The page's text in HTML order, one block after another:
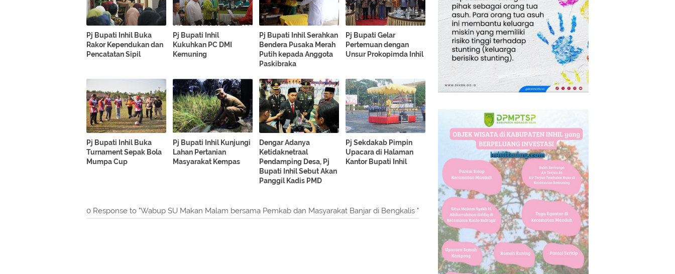
Pj Bupati Inhil Buka
Rakor Kependukan dan
Pencatatan Sipil
Pj Bupati Inhil
Kukuhkan PC DMI
Kemuning
Pj Bupati Inhil Serahkan
Bendera Pusaka Merah
Putih kepada Anggota
Paskibraka
Pj Bupati Gelar
Pertemuan dengan
Unsur Prokopimda Inhil
Pj Bupati Inhil Buka
Turnament Sepak Bola
Mumpa Cup
Pj Bupati Inhil Kunjungi
Lahan Pertanian
Masyarakat Kempas
Dengar Adanya
Ketidaknetraal
Pendamping Desa, Pj
Bupati Inhil Sebut Akan
Panggil Kadis PMD
Pj Sekdakab Pimpin
Upacara di Halaman
Kantor Bupati Inhil
0 Response to "Wabup SU Makan Malam bersama Pemkab dan Masyarakat Banjar di Bengkalis "